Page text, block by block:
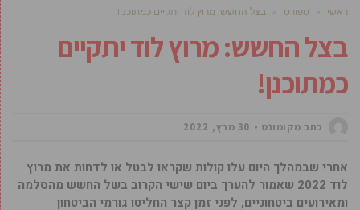
ראשי » ספורט » בצל החשש: מרוץ לוד יתקיים כמתוכנן!
בצל החשש: מרוץ לוד יתקיים
כמתוכנן!
כתב מקומונט 30 מרץ, 2022
אחרי שבמהלך היום עלו קולות שקראו לבטל או לדחות את מרוץ
לוד 2022 שאמור להערך ביום שישי הקרוב בשל החשש מהסלמה
ומאירועים ביטחוניים, לפני זמן קצר החליטו גורמי הביטחון